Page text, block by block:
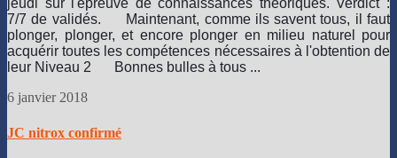
7/7 de validés.
Maintenant, comme ils savent tous, il faut
plonger, plonger, et encore plonger en milieu naturel pour
acquérir toutes les compétences nécessaires à l'obtention de
leur Niveau 2
Bonnes bulles à tous ...
6 janvier 2018
JC nitrox confirmé